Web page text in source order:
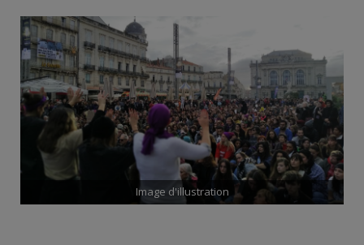
Image d'illustration